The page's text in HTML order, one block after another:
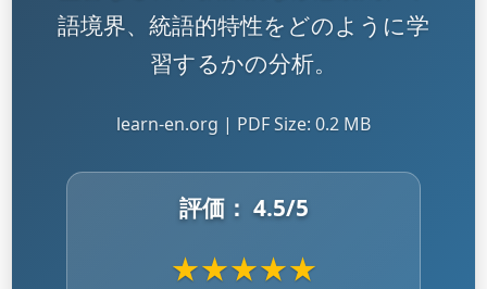
語境界、統語的特性をどのように学
習するかの分析。
learn-en.org | PDF Size: 0.2 MB
評価： 4.5/5
★★★★★